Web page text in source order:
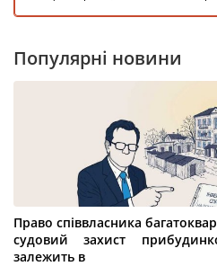
Популярні новини
Право співвласника
судовий захист
залежить в